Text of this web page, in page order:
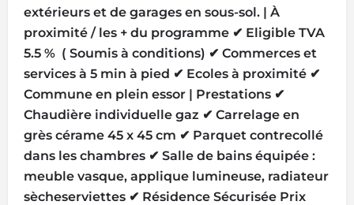
extérieurs et de garages en sous-sol. | À
proximité / les + du programme ✔ Eligible TVA
5.5 % ( Soumis à conditions) ✔ Commerces et
services à 5 min à pied ✔ Ecoles à proximité ✔
Commune en plein essor | Prestations ✔
Chaudière individuelle gaz ✔ Carrelage en
grès cérame 45 x 45 cm ✔ Parquet contrecollé
dans les chambres ✔ Salle de bains équipée :
meuble vasque, applique lumineuse, radiateur
sècheserviettes ✔ Résidence Sécurisée Prix